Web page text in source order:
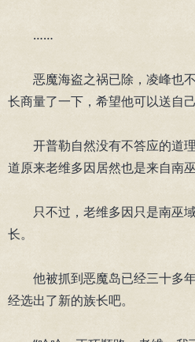
……
恶魔海盗之祸已除，凌峰也
长商量了一下，希望他可以送自己
开普勒自然没有不答应的道理
道原来老维多因居然也是来自南巫
只不过，老维多因只是南巫
长。
他被抓到恶魔岛已经三十多年
经选出了新的族长吧。